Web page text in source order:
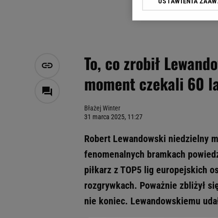
To, co zrobił
moment czekali 60
Błażej Winter
31 marca 2025, 11:27
Robert Lewandowski niedzielny
fenomenalnych bramkach
piłkarz z TOP5 lig europejskich
rozgrywkach. Poważnie zbliżył
nie koniec. Lewandowskiemu
Klikając „Akceptuję”
Zaufanych Partnerów i
My, nasi Zaufani
Użycie dokładnych
Przechowywanie